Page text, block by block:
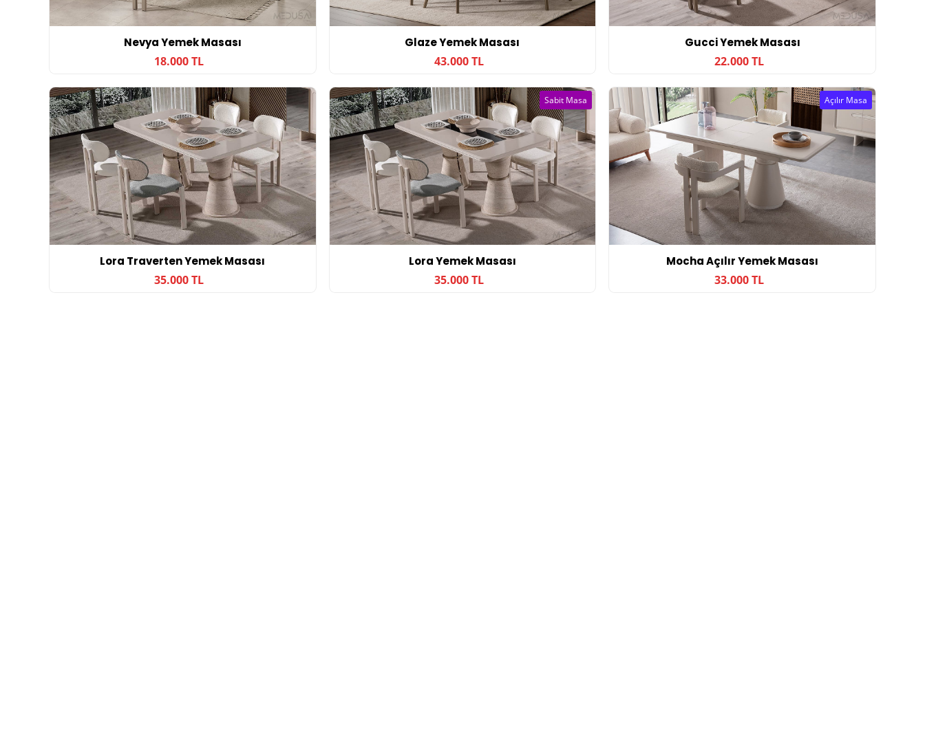
Nevya Yemek Masası
18.000 TL
Glaze Yemek Masası
43.000 TL
Gucci Yemek Masası
22.000 TL
Lora Traverten Yemek Masası
35.000 TL
Lora Yemek Masası
35.000 TL
Sabit Masa
Mocha Açılır Yemek Masası
33.000 TL
Açılır Masa